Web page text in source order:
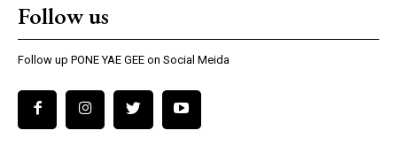
Follow us
Follow up PONE YAE GEE on Social Meida